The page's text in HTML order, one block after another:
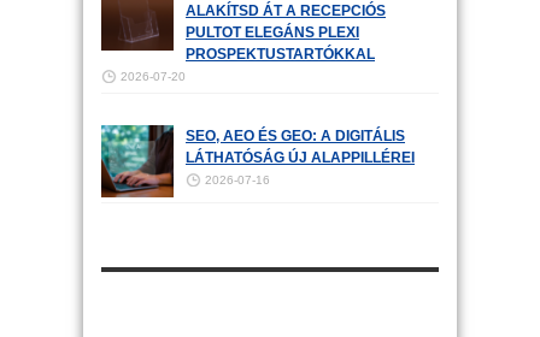
ALAKÍTSD ÁT A RECEPCIÓS
PULTOT ELEGÁNS PLEXI
PROSPEKTUSTARTÓKKAL
2026-07-20
SEO, AEO ÉS GEO: A DIGITÁLIS
LÁTHATÓSÁG ÚJ ALAPPILLÉREI
2026-07-16